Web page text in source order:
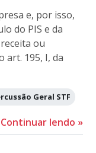
e, por isso,
do PIS e da
ou
art. 195, I, da
Geral STF
Continuar lendo »